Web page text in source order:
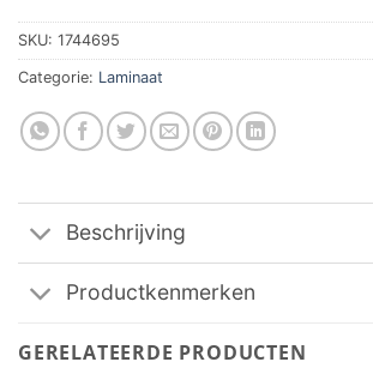
SKU: 1744695
Categorie: Laminaat
Beschrijving
Productkenmerken
GERELATEERDE PRODUCTEN